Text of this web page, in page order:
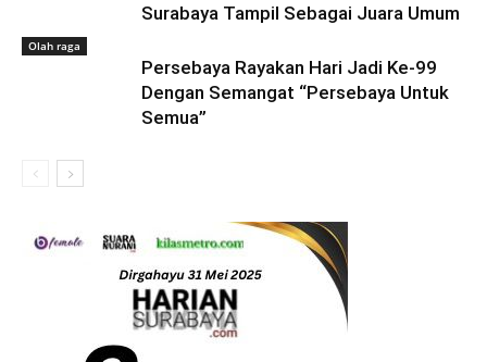
Surabaya Tampil Sebagai Juara Umum
Olah raga
Persebaya Rayakan Hari Jadi Ke-99
Dengan Semangat “Persebaya Untuk
Semua”